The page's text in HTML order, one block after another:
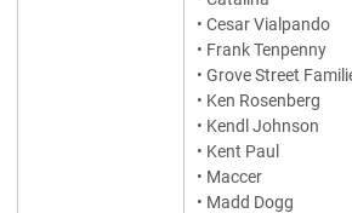
• Cesar Vialpando
• Frank Tenpenny
• Grove Street
• Ken Rosenberg
• Kendl Johnson
• Kent Paul
• Maccer
• Madd Dogg